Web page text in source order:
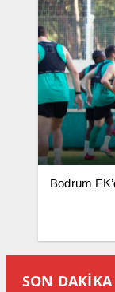
Bodrum
SON DAKİKA